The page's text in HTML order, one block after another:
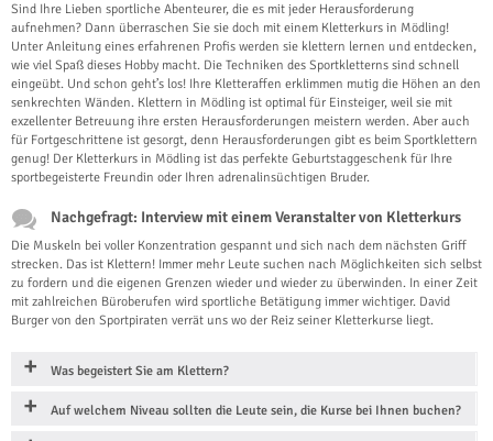
Sind Ihre Lieben sportliche Abenteurer, die es mit jeder Herausforderung
aufnehmen? Dann überraschen Sie sie doch mit einem Kletterkurs in Mödling!
Unter Anleitung eines erfahrenen Profis werden sie klettern lernen und entdecken,
wie viel Spaß dieses Hobby macht. Die Techniken des Sportkletterns sind schnell
eingeübt. Und schon geht’s los! Ihre Kletteraffen erklimmen mutig die Höhen an den
senkrechten Wänden. Klettern in Mödling ist optimal für Einsteiger, weil sie mit
exzellenter Betreuung ihre ersten Herausforderungen meistern werden. Aber auch
für Fortgeschrittene ist gesorgt, denn Herausforderungen gibt es beim Sportklettern
genug! Der Kletterkurs in Mödling ist das perfekte Geburtstaggeschenk für Ihre
sportbegeisterte Freundin oder Ihren adrenalinsüchtigen Bruder.
Nachgefragt: Interview mit einem Veranstalter von Kletterkurs
Die Muskeln bei voller Konzentration gespannt und sich nach dem nächsten Griff
strecken. Das ist Klettern! Immer mehr Leute suchen nach Möglichkeiten sich selbst
zu fordern und die eigenen Grenzen wieder und wieder zu überwinden. In einer Zeit
mit zahlreichen Büroberufen wird sportliche Betätigung immer wichtiger. David
Burger von den Sportpiraten verrät uns wo der Reiz seiner Kletterkurse liegt.
Was begeistert Sie am Klettern?
Auf welchem Niveau sollten die Leute sein, die Kurse bei Ihnen buchen?